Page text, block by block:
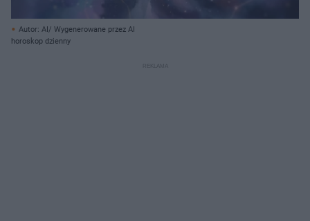
Autor: AI/ Wygenerowane przez AI
horoskop dzienny